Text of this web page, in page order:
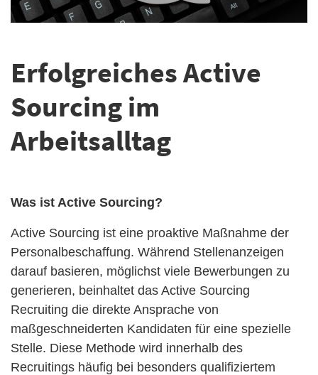
Erfolgreiches Active
Sourcing im
Arbeitsalltag
Was ist Active Sourcing?
Active Sourcing ist eine proaktive Maßnahme der
Personalbeschaffung. Während Stellenanzeigen
darauf basieren, möglichst viele Bewerbungen zu
generieren, beinhaltet das Active Sourcing
Recruiting die direkte Ansprache von
maßgeschneiderten Kandidaten für eine spezielle
Stelle. Diese Methode wird innerhalb des
Recruitings häufig bei besonders qualifiziertem